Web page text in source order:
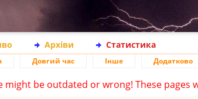
Архіви Статистика
Довгий час Інше Додатково
be outdated or wrong! These pages